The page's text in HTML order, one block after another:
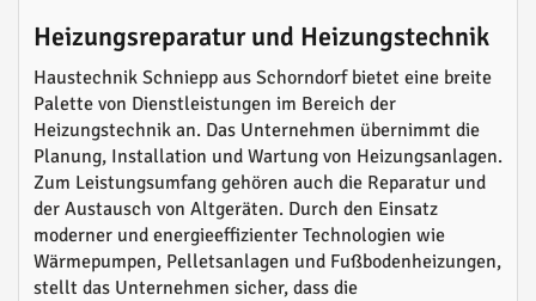
Heizungsreparatur und Heizungstechnik
Haustechnik Schniepp aus Schorndorf bietet eine breite
Palette von Dienstleistungen im Bereich der
Heizungstechnik an. Das Unternehmen übernimmt die
Planung, Installation und Wartung von Heizungsanlagen.
Zum Leistungsumfang gehören auch die Reparatur und
der Austausch von Altgeräten. Durch den Einsatz
moderner und energieeffizienter Technologien wie
Wärmepumpen, Pelletsanlagen und Fußbodenheizungen,
stellt das Unternehmen sicher, dass die